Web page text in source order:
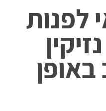
לפנות